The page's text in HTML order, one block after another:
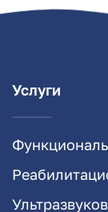
Услуги